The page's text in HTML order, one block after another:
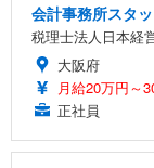
務
ス
ト
【
グ
像
会計事務所スタ
税理士法人日本経
大阪府
月給20万円～
正社員